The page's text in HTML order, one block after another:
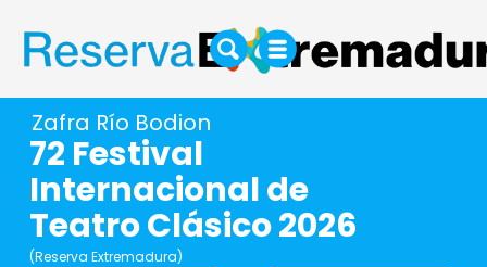
Zafra Río Bodion
72 Festival
Internacional de
Teatro Clásico 2026
(Reserva Extremadura)